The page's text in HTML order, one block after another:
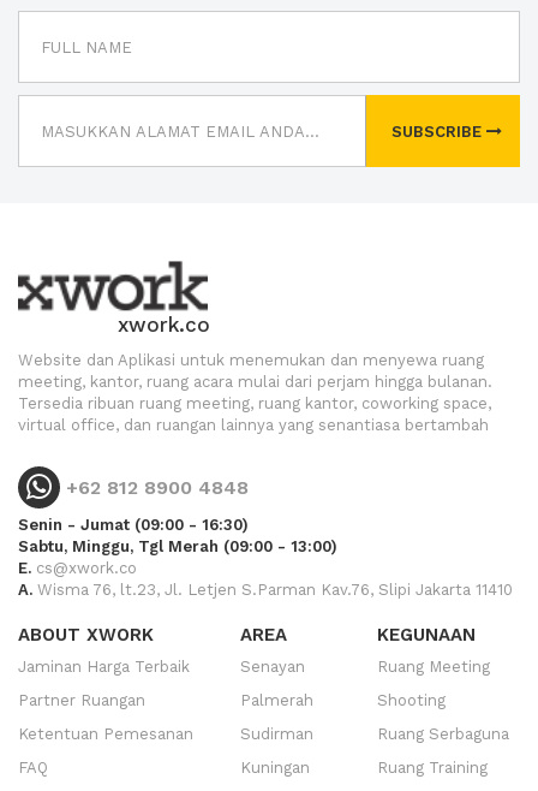
SUBSCRIBE
xwork.co
Website dan Aplikasi untuk menemukan dan menyewa ruang
meeting, kantor, ruang acara mulai dari perjam hingga bulanan.
Tersedia ribuan ruang meeting, ruang kantor, coworking space,
virtual office, dan ruangan lainnya yang senantiasa bertambah
+62 812 8900 4848
Senin - Jumat (09:00 - 16:30)
Sabtu, Minggu, Tgl Merah (09:00 - 13:00)
E. cs@xwork.co
A. Wisma 76, lt.23, Jl. Letjen S.Parman Kav.76, Slipi Jakarta 11410
ABOUT XWORK
Jaminan Harga Terbaik
Partner Ruangan
Ketentuan Pemesanan
FAQ
AREA
Senayan
Palmerah
Sudirman
Kuningan
KEGUNAAN
Ruang Meeting
Shooting
Ruang Serbaguna
Ruang Training